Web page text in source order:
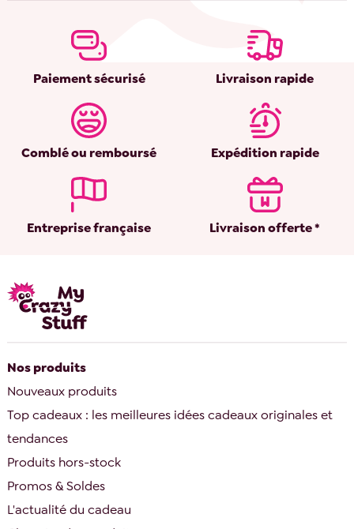
Paiement sécurisé Livraison rapide
Comblé ou remboursé Expédition rapide
Entreprise française Livraison offerte *
Nos produits
Nouveaux produits
Top cadeaux : les meilleures idées cadeaux originales et
tendances
Produits hors-stock
Promos & Soldes
L'actualité du cadeau